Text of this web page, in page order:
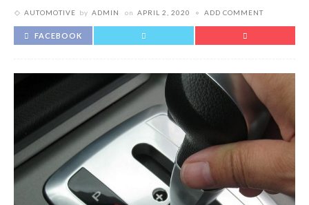
AUTOMOTIVE by ADMIN on APRIL 2, 2020 ADD COMMENT
FACEBOOK